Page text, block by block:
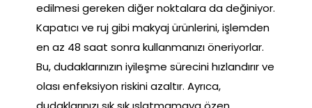
edilmesi gereken diğer noktalara da değiniyor.
Kapatıcı ve ruj gibi makyaj ürünlerini, işlemden
en az 48 saat sonra kullanmanızı öneriyorlar.
Bu, dudaklarınızın iyileşme sürecini hızlandırır ve
olası enfeksiyon riskini azaltır. Ayrıca,